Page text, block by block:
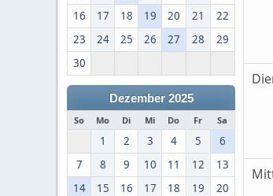
16
17 18 19 20 21
22
23
24 25 26 27 28
29
30
Dezember 2025
So Mo Di Mi Do Fr Sa
1 2 3 4 5
6
7
8 9 10 11 12
13
14
15 16 17 18 19
20